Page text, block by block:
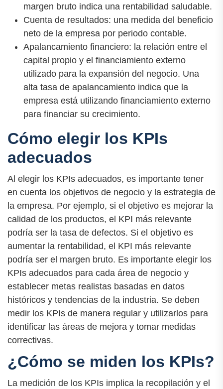
margen bruto indica una rentabilidad saludable.
Cuenta de resultados: una medida del beneficio
neto de la empresa por periodo contable.
Apalancamiento financiero: la relación entre el
capital propio y el financiamiento externo
utilizado para la expansión del negocio. Una
alta tasa de apalancamiento indica que la
empresa está utilizando financiamiento externo
para financiar su crecimiento.
Cómo elegir los KPIs
adecuados
Al elegir los KPIs adecuados, es importante tener
en cuenta los objetivos de negocio y la estrategia de
la empresa. Por ejemplo, si el objetivo es mejorar la
calidad de los productos, el KPI más relevante
podría ser la tasa de defectos. Si el objetivo es
aumentar la rentabilidad, el KPI más relevante
podría ser el margen bruto. Es importante elegir los
KPIs adecuados para cada área de negocio y
establecer metas realistas basadas en datos
históricos y tendencias de la industria. Se deben
medir los KPIs de manera regular y utilizarlos para
identificar las áreas de mejora y tomar medidas
correctivas.
¿Cómo se miden los KPIs?
La medición de los KPIs implica la recopilación y el